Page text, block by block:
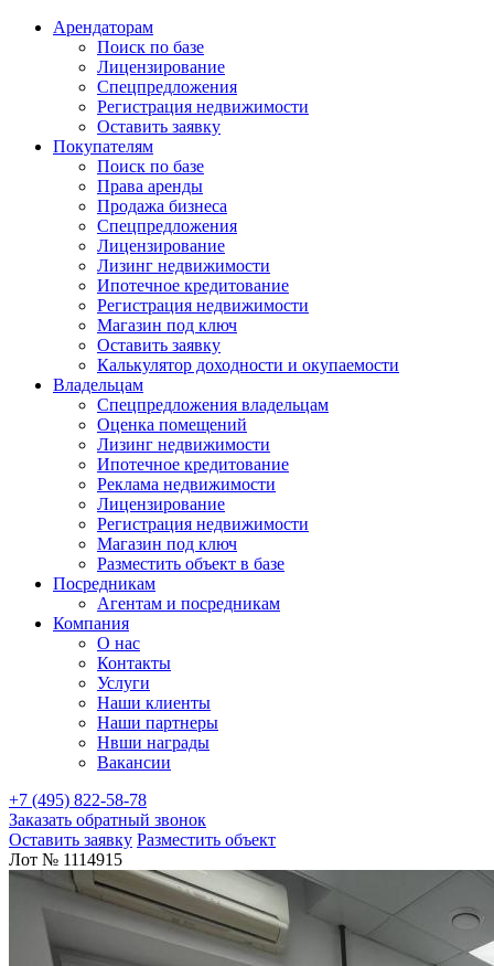
Арендаторам
Поиск по базе
Лицензирование
Спецпредложения
Регистрация недвижимости
Оставить заявку
Покупателям
Поиск по базе
Права аренды
Продажа бизнеса
Спецпредложения
Лицензирование
Лизинг недвижимости
Ипотечное кредитование
Регистрация недвижимости
Магазин под ключ
Оставить заявку
Калькулятор доходности и окупаемости
Владельцам
Спецпредложения владельцам
Оценка помещений
Лизинг недвижимости
Ипотечное кредитование
Реклама недвижимости
Лицензирование
Регистрация недвижимости
Магазин под ключ
Разместить объект в базе
Посредникам
Агентам и посредникам
Компания
О нас
Контакты
Услуги
Наши клиенты
Наши партнеры
Нвши награды
Вакансии
+7 (495) 822-58-78
Заказать обратный звонок
Оставить заявку Разместить объект
Лот № 1114915